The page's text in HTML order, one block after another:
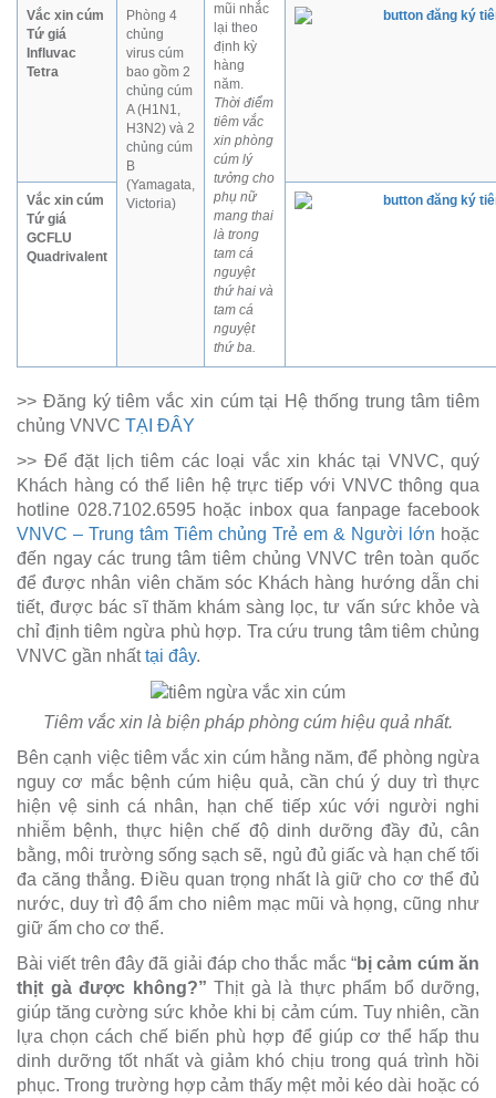
mũi nhắc
lại theo
định kỳ
hàng
năm.
Thời điểm
tiêm vắc
xin phòng
cúm lý
tưởng cho
phụ nữ
mang thai
là trong
tam cá
nguyệt
thứ hai và
tam cá
nguyệt
thứ ba.
Vắc xin cúm
Tứ giá
Influvac
Tetra
Phòng 4
chủng
virus cúm
bao gồm 2
chủng cúm
A (H1N1,
H3N2) và 2
chủng cúm
B
(Yamagata,
Victoria)
Vắc xin cúm
Tứ giá
GCFLU
Quadrivalent
>> Đăng ký tiêm vắc xin cúm tại Hệ thống trung tâm tiêm
chủng VNVC TẠI ĐÂY
>> Để đặt lịch tiêm các loại vắc xin khác tại VNVC, quý
Khách hàng có thể liên hệ trực tiếp với VNVC thông qua
hotline 028.7102.6595 hoặc inbox qua fanpage facebook
VNVC – Trung tâm Tiêm chủng Trẻ em & Người lớn hoặc
đến ngay các trung tâm tiêm chủng VNVC trên toàn quốc
để được nhân viên chăm sóc Khách hàng hướng dẫn chi
tiết, được bác sĩ thăm khám sàng lọc, tư vấn sức khỏe và
chỉ định tiêm ngừa phù hợp. Tra cứu trung tâm tiêm chủng
VNVC gần nhấttại đây.
Tiêm vắc xin là biện pháp phòng cúm hiệu quả nhất.
Bên cạnh việc tiêm vắc xin cúm hằng năm, để phòng ngừa
nguy cơ mắc bệnh cúm hiệu quả, cần chú ý duy trì thực
hiện vệ sinh cá nhân, hạn chế tiếp xúc với người nghi
nhiễm bệnh, thực hiện chế độ dinh dưỡng đầy đủ, cân
bằng, môi trường sống sạch sẽ, ngủ đủ giấc và hạn chế tối
đa căng thẳng. Điều quan trọng nhất là giữ cho cơ thể đủ
nước, duy trì độ ẩm cho niêm mạc mũi và họng, cũng như
giữ ấm cho cơ thể.
Bài viết trên đây đã giải đáp cho thắc mắc “bị cảm cúm ăn
thịt gà được không?” Thịt gà là thực phẩm bổ dưỡng,
giúp tăng cường sức khỏe khi bị cảm cúm. Tuy nhiên, cần
lựa chọn cách chế biến phù hợp để giúp cơ thể hấp thu
dinh dưỡng tốt nhất và giảm khó chịu trong quá trình hồi
phục. Trong trường hợp cảm thấy mệt mỏi kéo dài hoặc có